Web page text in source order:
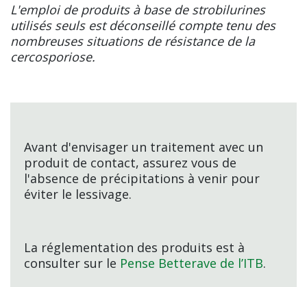
L'emploi de produits à base de strobilurines
utilisés seuls est déconseillé compte tenu des
nombreuses situations de résistance de la
cercosporiose.
Avant d'envisager un traitement avec un
produit de contact, assurez vous de
l'absence de précipitations à venir pour
éviter le lessivage.
La réglementation des produits est à
consulter sur le Pense Betterave de l’ITB.